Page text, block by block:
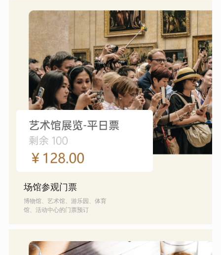
场馆参观门票
博物馆、艺术馆、游乐园、体育
馆、活动中心的门票预订